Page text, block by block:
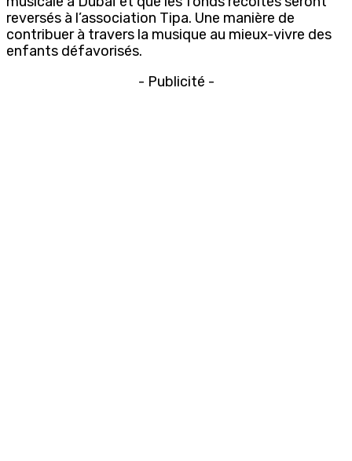
reversés à l’association Tipa. Une manière de
contribuer à travers la musique au mieux-vivre des
enfants défavorisés.
- Publicité -